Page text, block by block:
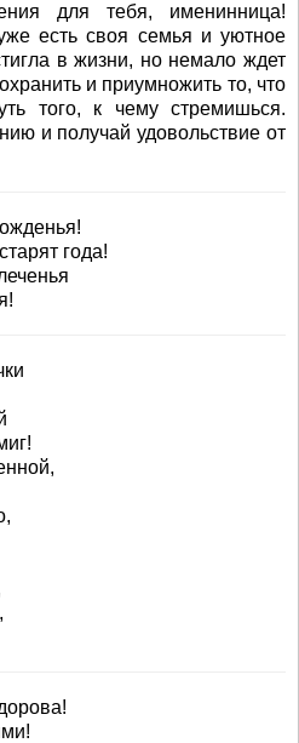
для тебя, именинница!
есть своя семья и уютное
в жизни, но немало ждет
и приумножить то, что
того, к чему стремишься.
и получай удовольствие от
года!